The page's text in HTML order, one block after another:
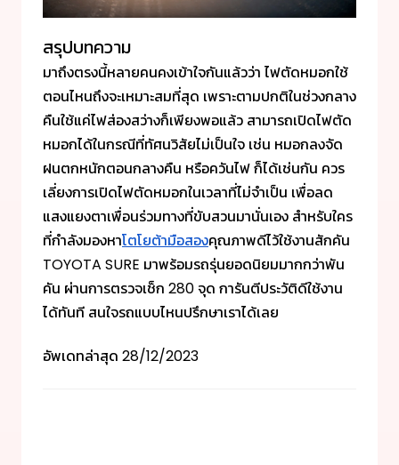
สรุปบทความ
มาถึงตรงนี้หลายคนคงเข้าใจกันแล้วว่า ไฟตัดหมอกใช้
ตอนไหนถึงจะเหมาะสมที่สุด เพราะตามปกติในช่วงกลาง
คืนใช้แค่ไฟส่องสว่างก็เพียงพอแล้ว สามารถเปิดไฟตัด
หมอกได้ในกรณีที่ทัศนวิสัยไม่เป็นใจ เช่น หมอกลงจัด
ฝนตกหนักตอนกลางคืน หรือควันไฟ ก็ได้เช่นกัน ควร
เลี่ยงการเปิดไฟตัดหมอกในเวลาที่ไม่จำเป็น เพื่อลด
แสงแยงตาเพื่อนร่วมทางที่ขับสวนมานั่นเอง สำหรับใคร
ที่กำลังมองหาโตโยต้ามือสองคุณภาพดีไว้ใช้งานสักคัน
TOYOTA SURE มาพร้อมรถรุ่นยอดนิยมมากกว่าพัน
คัน ผ่านการตรวจเช็ก 280 จุด การันตีประวัติดีใช้งาน
ได้ทันที สนใจรถแบบไหนปรึกษาเราได้เลย
อัพเดทล่าสุด 28/12/2023